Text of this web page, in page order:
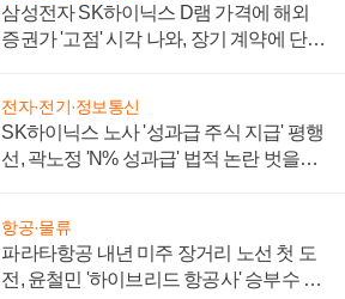
삼성전자 SK하이닉스 D램 가격에 해외
증권가 '고점' 시각 나와, 장기 계약에 단점
전자·전기·정보통신
SK하이닉스 노사 '성과급 주식 지급' 평행
선, 곽노정 'N% 성과급' 법적 논란 벗을지
항공·물류
파라타항공 내년 미주 장거리 노선 첫 도
전, 윤철민 '하이브리드 항공사' 승부수 통